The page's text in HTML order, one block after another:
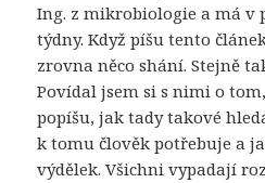
Ing. z mikrobiologie a má
týdny. Když píšu tento
zrovna něco shání. Stejně
Povídal jsem si s nimi o
popíšu, jak tady takové
k tomu člověk potřebuje a
výdělek. Všichni vypadají